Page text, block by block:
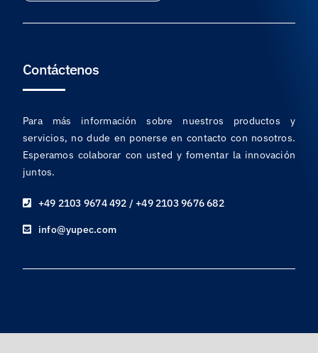
Contáctenos
Para más información sobre nuestros productos y
servicios, no dude en ponerse en contacto con nosotros.
Esperamos colaborar con usted y fomentar la innovación
juntos.
+49 2103 9674 492 / +49 2103 9676 682
info@yupec.com